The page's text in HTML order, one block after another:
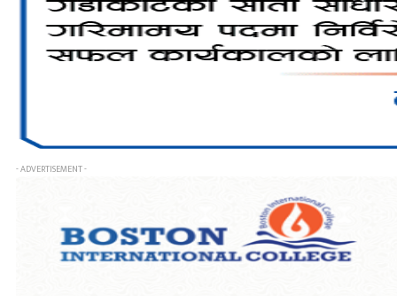
- ADVERTISEMENT -